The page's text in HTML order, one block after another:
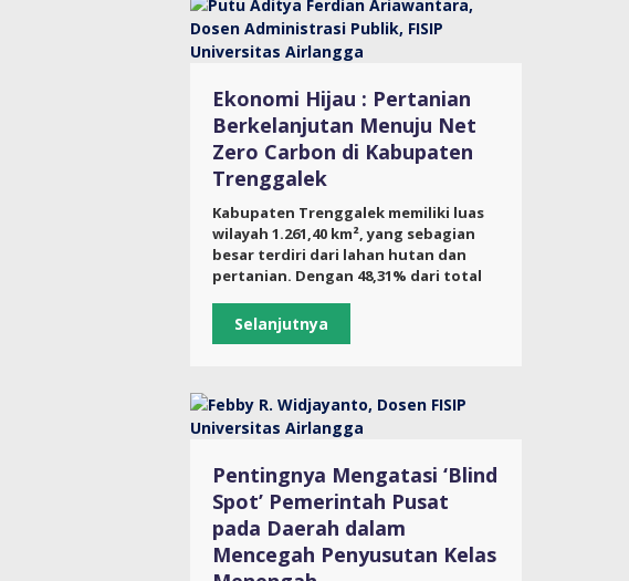
Ekonomi Hijau : Pertanian
Berkelanjutan Menuju Net
Zero Carbon di Kabupaten
Trenggalek
Kabupaten Trenggalek memiliki luas
wilayah 1.261,40 km², yang sebagian
besar terdiri dari lahan hutan dan
pertanian. Dengan 48,31% dari total
Selanjutnya
Pentingnya Mengatasi ‘Blind
Spot’ Pemerintah Pusat
pada Daerah dalam
Mencegah Penyusutan Kelas